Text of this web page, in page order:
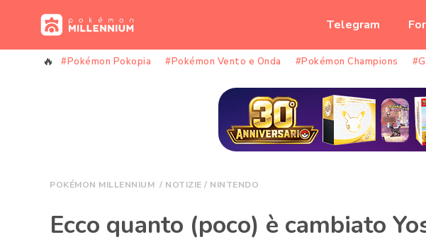
Telegram
#Pokémon Pokopia #Pokémon Vento e Onda #Pokémon Champions
POKÉMON MILLENNIUM / NOTIZIE / NINTENDO
Ecco quanto (poco) è cambiato